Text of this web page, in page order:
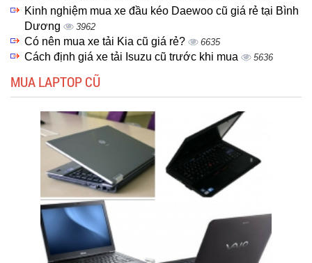
Kinh nghiệm mua xe đầu kéo Daewoo cũ giá rẻ tại Bình
Dương
3962
Có nên mua xe tải Kia cũ giá rẻ? 6635
Cách định giá xe tải Isuzu cũ trước khi mua 5636
MUA LAPTOP CŨ